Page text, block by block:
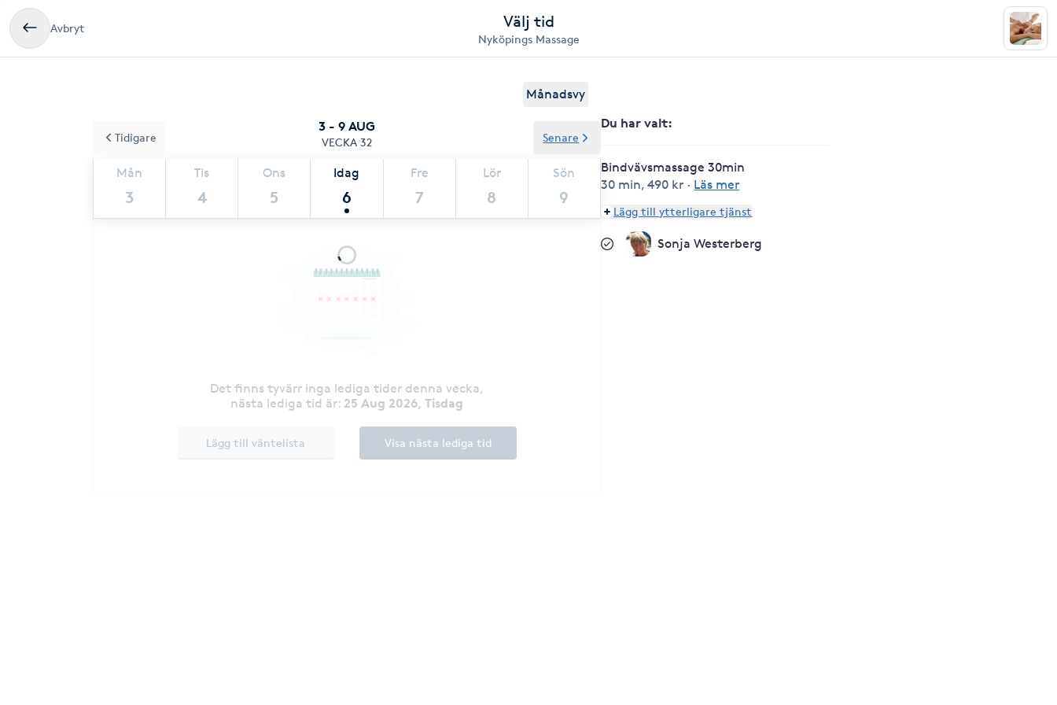
Avbryt Välj tid
Nyköpings Massage
Månadsvy
3 - 9 AUG
VECKA 32
Mån
3
Tis
4
Ons
5
Idag
6
Fre
7
Lör
8
Sön
9
Tidigare Senare
Det finns tyvärr inga lediga tider denna vecka,
nästa lediga tid är: 25 Aug 2026, Tisdag
Lägg till väntelista Visa nästa lediga tid
Du har valt:
Bindvävsmassage 30min
30 min,490 kr · Läs mer
Lägg till ytterligare tjänst
Sonja Westerberg